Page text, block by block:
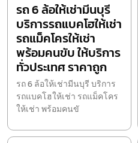
รถ 6 ล้อให้เช่ามีนบุรี
บริการรถแบคโฮให้เช่า
รถแม็คโครให้เช่า
พร้อมคนขับ ให้บริการ
ทั่วประเทศ ราคาถูก
รถ 6 ล้อให้เช่ามีนบุรี บริการ
รถแบคโฮให้เช่า รถแม็คโคร
ให้เช่า พร้อมคนขั